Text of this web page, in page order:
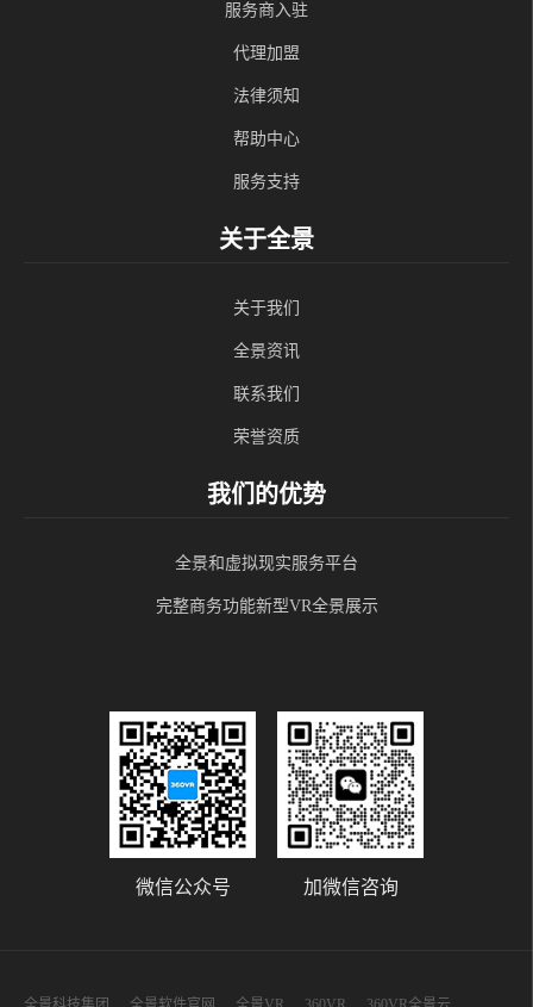
服务商入驻
代理加盟
法律须知
帮助中心
服务支持
关于全景
关于我们
全景资讯
联系我们
荣誉资质
我们的优势
全景和虚拟现实服务平台
完整商务功能新型VR全景展示
微信公众号 加微信咨询